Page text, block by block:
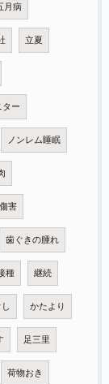
月病
立夏
ター
ノンレム睡眠
害
歯ぐきの腫れ
種 継続
かたより
足三里
荷物おき